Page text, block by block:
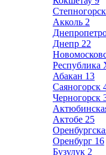
Степногорск
Акколь 2
Днепр 22
Республика
Абакан 13
Саяногорск
Черногорск
Актобе 25
Оренбург 16
Бузулук 2